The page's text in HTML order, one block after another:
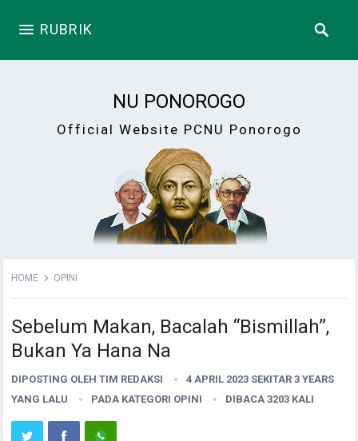
RUBRIK
NU PONOROGO
Official Website PCNU Ponorogo
HOME OPINI
Sebelum Makan, Bacalah “Bismillah”,
Bukan Ya Hana Na
DIPOSTING OLEHTIM REDAKSI
4 APRIL 2023 SEKITAR 3 YEARS
YANG LALU
PADA KATEGORI OPINI DIBACA 3203 KALI